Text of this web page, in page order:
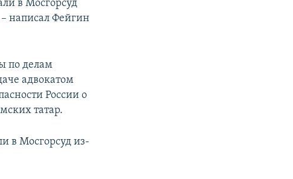
в Мосгорсуд
написал Фейгин
по делам
адвокатом
России о
татар.
в Мосгорсуд из-